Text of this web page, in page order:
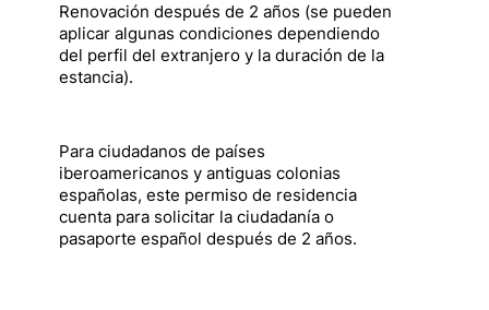
Renovación después de 2 años (se pueden
aplicar algunas condiciones dependiendo
del perfil del extranjero y la duración de la
estancia).
Para ciudadanos de países
iberoamericanos y antiguas colonias
españolas, este permiso de residencia
cuenta para solicitar la ciudadanía o
pasaporte español después de 2 años.